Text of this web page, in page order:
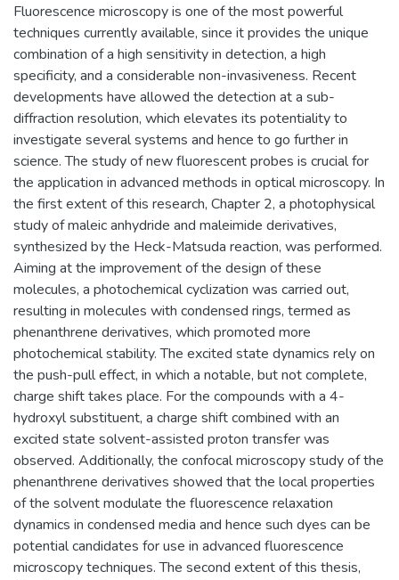
Fluorescence microscopy is one of the most powerful
techniques currently available, since it provides the unique
combination of a high sensitivity in detection, a high
specificity, and a considerable non-invasiveness. Recent
developments have allowed the detection at a sub-
diffraction resolution, which elevates its potentiality to
investigate several systems and hence to go further in
science. The study of new fluorescent probes is crucial for
the application in advanced methods in optical microscopy. In
the first extent of this research, Chapter 2, a photophysical
study of maleic anhydride and maleimide derivatives,
synthesized by the Heck-Matsuda reaction, was performed.
Aiming at the improvement of the design of these
molecules, a photochemical cyclization was carried out,
resulting in molecules with condensed rings, termed as
phenanthrene derivatives, which promoted more
photochemical stability. The excited state dynamics rely on
the push-pull effect, in which a notable, but not complete,
charge shift takes place. For the compounds with a 4-
hydroxyl substituent, a charge shift combined with an
excited state solvent-assisted proton transfer was
observed. Additionally, the confocal microscopy study of the
phenanthrene derivatives showed that the local properties
of the solvent modulate the fluorescence relaxation
dynamics in condensed media and hence such dyes can be
potential candidates for use in advanced fluorescence
microscopy techniques. The second extent of this thesis,